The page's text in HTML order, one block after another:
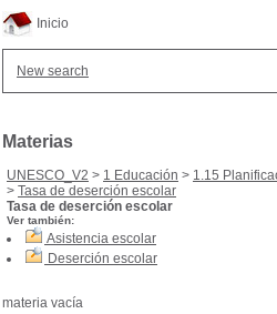
Inicio
New search
Materias
UNESCO_V2 > 1 Educación > 1.15
> Tasa de deserción escolar
Tasa de deserción escolar
Ver también:
Asistencia escolar
Deserción escolar
materia vacía